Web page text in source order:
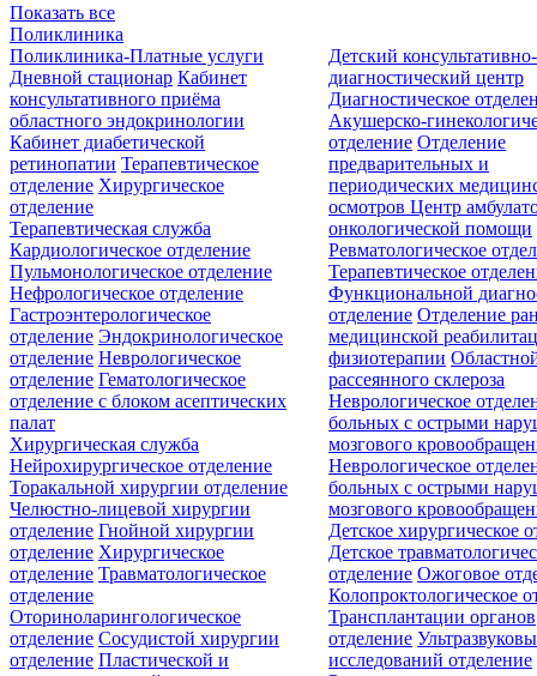
Показать все
Поликлиника
Поликлиника-Платные услуги
Дневной стационар Кабинет
консультативного приёма
областного эндокринологии
Кабинет диабетической
ретинопатии Терапевтическое
отделение Хирургическое
отделение
Детский консультативно-
диагностический центр
Диагностическое
Акушерско-
отделение Отделение
предварительных и
периодических
осмотровЦентр
онкологической помощи
Терапевтическая служба
Кардиологическое отделение
Пульмонологическое отделение
Нефрологическое отделение
Гастроэнтерологическое
отделение Эндокринологическое
отделение Неврологическое
отделение Гематологическое
отделение c блоком асептических
палат
Ревматологическое
Терапевтическое
Функциональной
отделение Отделение
медицинской
физиотерапии
рассеянного склероза
Неврологическое
больных с острыми
мозгового
Неврологическое
больных с острыми
мозгового
Хирургическая служба
Нейрохирургическое отделение
Торакальной хирургии отделение
Челюстно-лицевой хирургии
отделение Гнойной хирургии
отделение Хирургическое
отделение Травматологическое
отделение
Оториноларингологическое
отделение Сосудистой хирургии
отделение Пластической и
Детское хирургическое
Детское
отделение Ожоговое
Колопроктологическое
Трансплантации органов
отделение
исследований отделение